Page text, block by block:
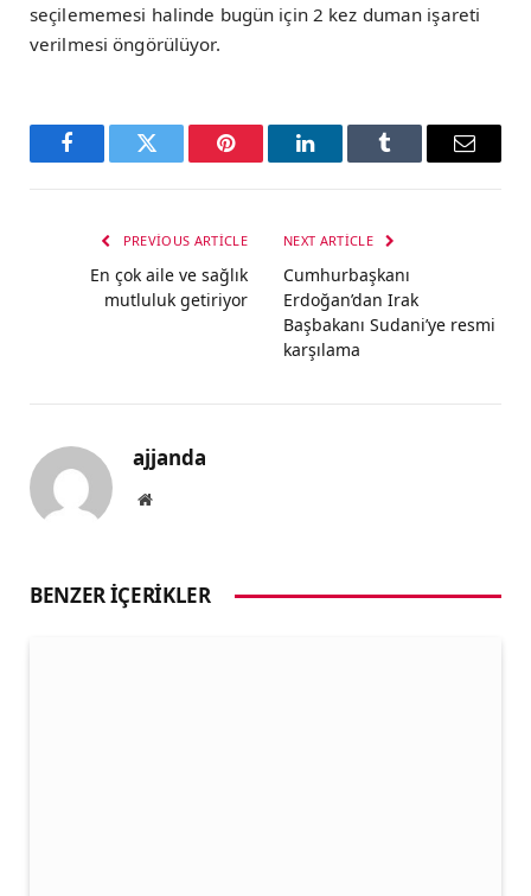
seçilememesi halinde bugün için 2 kez duman işareti
verilmesi öngörülüyor.
FacebookTwitter Pinterest LinkedInTumblr Email
PREVIOUS ARTICLE
En çok aile ve sağlık
mutluluk getiriyor
NEXT ARTICLE
Cumhurbaşkanı
Erdoğan’dan Irak
Başbakanı Sudani’ye resmi
karşılama
ajjanda
Website
BENZER İÇERIKLER